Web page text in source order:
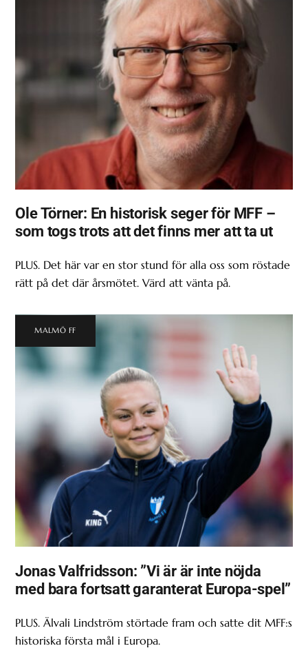
Ole Törner: En historisk seger för MFF –
som togs trots att det finns mer att ta ut
PLUS. Det här var en stor stund för alla oss som röstade
rätt på det där årsmötet. Värd att vänta på.
MALMÖ FF
Jonas Valfridsson: ”Vi är är inte nöjda
med bara fortsatt garanterat Europa-spel”
PLUS. Älvali Lindström störtade fram och satte dit MFF:s
historiska första mål i Europa.